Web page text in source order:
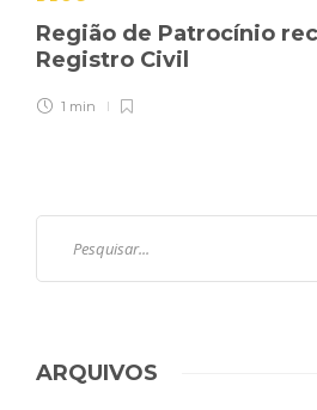
Região de Patrocínio
Registro Civil
1 min
ARQUIVOS